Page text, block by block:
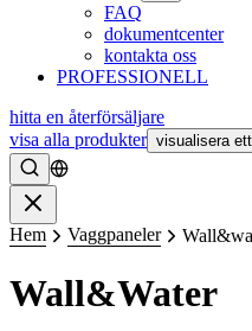
FAQ
dokumentcenter
kontakta oss
PROFESSIONELL
hitta en återförsäljare
visa alla produkter visualisera
Söka
Hem Vaggpaneler
Wall&Water